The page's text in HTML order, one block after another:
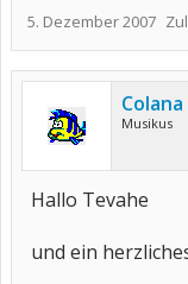
5. Dezember 2007
Colana
Musikus
Hallo Tevahe
und ein